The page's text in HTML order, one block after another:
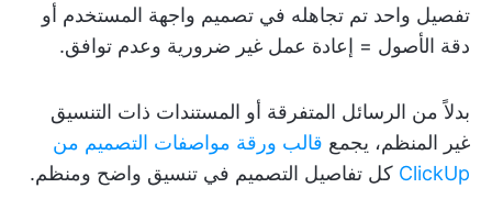
تفصيل واحد تم تجاهله في تصميم واجهة المستخدم أو
دقة الأصول = إعادة عمل غير ضرورية وعدم توافق.
بدلاً من الرسائل المتفرقة أو المستندات ذات التنسيق
غير المنظم، يجمع قالب ورقة مواصفات التصميم من
ClickUp كل تفاصيل التصميم في تنسيق واضح ومنظم.